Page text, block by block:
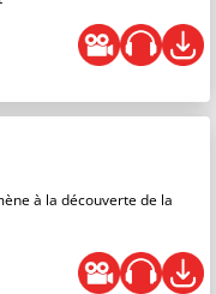
à la découverte de la